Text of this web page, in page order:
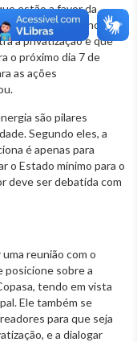
estão a favor da
Jairo anunciou
a privatização e que
o próximo dia 7 de
as ações
são pilares
Segundo eles, a
é apenas para
o Estado mínimo para o
deve ser debatida com
reunião com o
posicione sobre a
tendo em vista
Ele também se
para que seja
e a dialogar